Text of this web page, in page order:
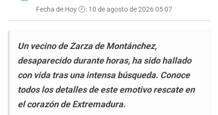
Fecha de Hoy 🕗: 10 de agosto de 2026 05:07
Un vecino de Zarza de Montánchez,
desaparecido durante horas, ha sido hallado
con vida tras una intensa búsqueda. Conoce
todos los detalles de este emotivo rescate en
el corazón de Extremadura.